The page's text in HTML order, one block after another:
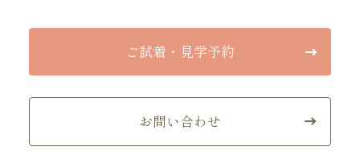
ご試着・見学予約
お問い合わせ